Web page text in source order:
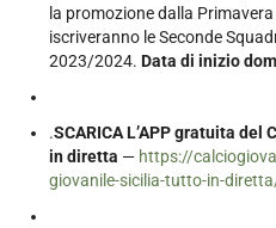
la promozione dalla
iscriveranno le Seconde
2023/2024. Data di inizio
.SCARICA L’APP gratuita
in diretta — https://
giovanile-sicilia-tutto-in-